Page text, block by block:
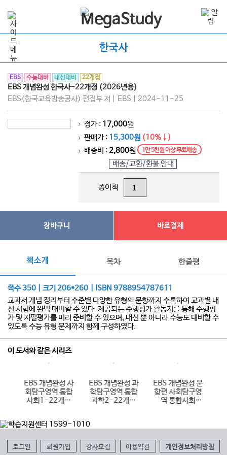
한국사
EBS 수능대비 내신대비 22개정
EBS 개념완성 한국사-22개정 (2026년용)
EBS(한국교육방송공사) 편집부 저 | EBS | 2024-11-25
> 정가 : 17,000원
> 판매가 : 15,300원 (10%↓)
> 배송비 :2,800원 1만 5천원 이상 무료배송
배송/교환/환불 안내
종이책
장바구니 바로결제
책소개 목차 한줄평
쪽수 350 | 크기 206*260 | ISBN 9788954787611
교과서 개념 정리부터 수준별 다양한 유형의 문항까지 수록하여 교과별 내
신 시험에 완벽 대비할 수 있다. 제공되는 수행평가 활동지를 통해 수행평
가 및 지필평가를 미리 준비할 수 있으며, 내신 뿐 아니라 수능도 대비할 수
있도록 수능 유형 문제까지 함께 구성하였다.
이 도서와 같은 시리즈
EBS 개념완성 사
회탐구영역 통합
사회1-22개정
EBS 개념완성 과
학탐구영역 통합
과학2-22개정
EBS 개념완성 문
항편 사회탐구영
역 통합사회
로그인 회원가입 강사모집 이용약관 개인정보처리방침